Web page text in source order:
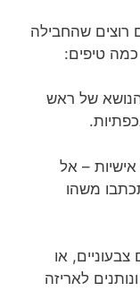
שהחבילה
טיפים:
של ראש
– אל
משהו
או
לאריזה